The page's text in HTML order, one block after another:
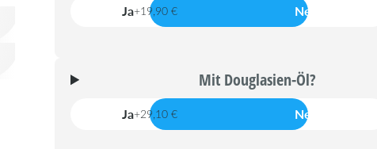
Ja+19,90 € Nein
Mit Douglasien-Öl?
Ja+29,10 € Nein